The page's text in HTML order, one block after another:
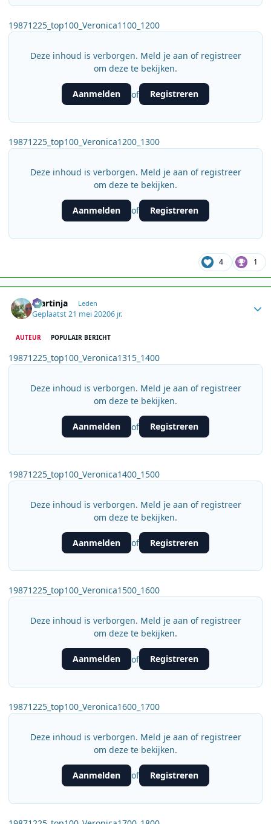
19871225_top100_Veronica1100_1200
Deze inhoud is verborgen. Meld je aan of registreer
om deze te bekijken.
Aanmelden of Registreren
19871225_top100_Veronica1200_1300
Deze inhoud is verborgen. Meld je aan of registreer
om deze te bekijken.
Aanmelden of Registreren
4 1
martinja Leden
Geplaatst21 mei 20206 jr.
AUTEUR POPULAIR BERICHT
19871225_top100_Veronica1315_1400
Deze inhoud is verborgen. Meld je aan of registreer
om deze te bekijken.
Aanmelden of Registreren
19871225_top100_Veronica1400_1500
Deze inhoud is verborgen. Meld je aan of registreer
om deze te bekijken.
Aanmelden of Registreren
19871225_top100_Veronica1500_1600
Deze inhoud is verborgen. Meld je aan of registreer
om deze te bekijken.
Aanmelden of Registreren
19871225_top100_Veronica1600_1700
Deze inhoud is verborgen. Meld je aan of registreer
om deze te bekijken.
Aanmelden of Registreren